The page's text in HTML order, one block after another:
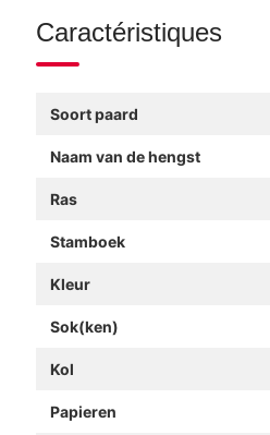
Caractéristiques
Soort paard
Naam van de hengst
Ras
Stamboek
Kleur
Sok(ken)
Kol
Papieren